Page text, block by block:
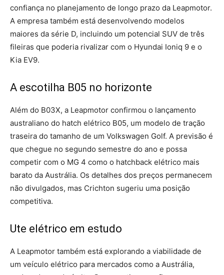
confiança no planejamento de longo prazo da Leapmotor.
A empresa também está desenvolvendo modelos
maiores da série D, incluindo um potencial SUV de três
fileiras que poderia rivalizar com o Hyundai Ioniq 9 e o
Kia EV9.
A escotilha B05 no horizonte
Além do B03X, a Leapmotor confirmou o lançamento
australiano do hatch elétrico B05, um modelo de tração
traseira do tamanho de um Volkswagen Golf. A previsão é
que chegue no segundo semestre do ano e possa
competir com o MG 4 como o hatchback elétrico mais
barato da Austrália. Os detalhes dos preços permanecem
não divulgados, mas Crichton sugeriu uma posição
competitiva.
Ute elétrico em estudo
A Leapmotor também está explorando a viabilidade de
um veículo elétrico para mercados como a Austrália,